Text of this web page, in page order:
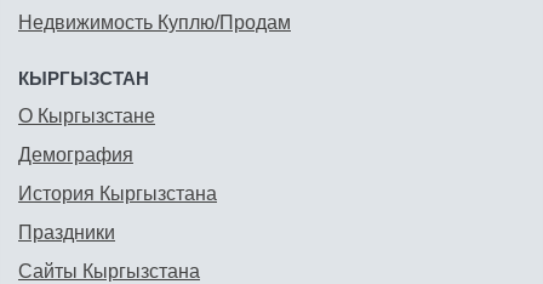
Недвижимость Куплю/Продам
КЫРГЫЗСТАН
О Кыргызстане
Демография
История Кыргызстана
Праздники
Сайты Кыргызстана